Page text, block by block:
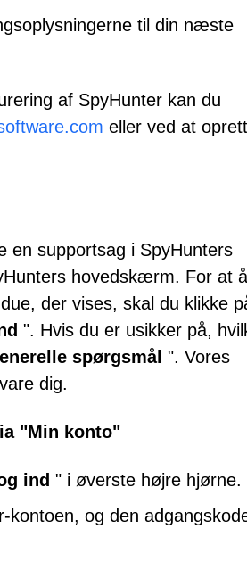
til din næste
af SpyHunter kan du
eller ved at
en supportsag i SpyHunters
hovedskærm. For at
der vises, skal du klikke
". Hvis du er usikker på,
spørgsmål ". Vores
dig.
"Min konto"
ind " i øverste højre hjørne.
kontoen, og den